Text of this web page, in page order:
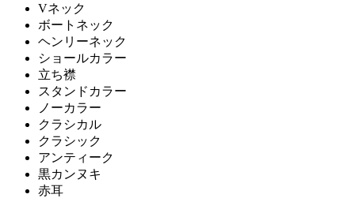
Vネック
ボートネック
ヘンリーネック
ショールカラー
立ち襟
スタンドカラー
ノーカラー
クラシカル
クラシック
アンティーク
黒カンヌキ
赤耳